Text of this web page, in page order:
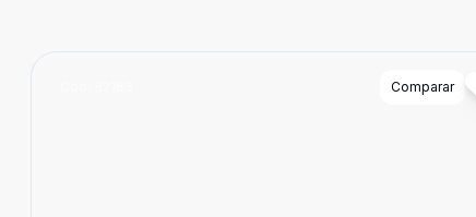
Comparar